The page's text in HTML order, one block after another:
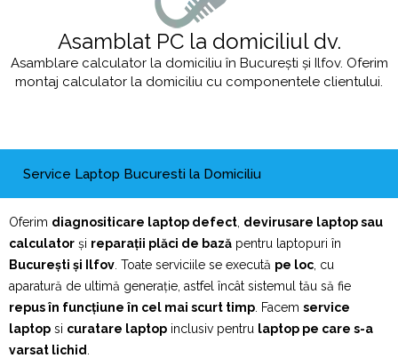
Asamblat PC la domiciliul dv.
Asamblare calculator la domiciliu în București și Ilfov. Oferim
montaj calculator la domiciliu cu componentele clientului.
Service Laptop Bucuresti la Domiciliu
Oferim diagnositicare laptop defect devirusare laptop sau
calculator și reparații plăci de bază pentru laptopuri în
București și Ilfov . Toate serviciile se execută pe loc , cu
aparatură de ultimă generație, astfel încât sistemul tău să fie
repus în funcțiune în cel mai scurt timp . Facem service
laptop si curatare laptop inclusiv pentru laptop pe care s-a
varsat lichid